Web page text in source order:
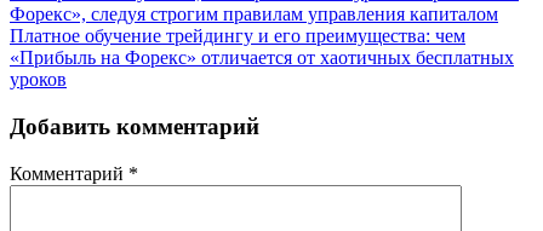
Форекс», следуя строгим правилам управления капиталом
Платное обучение трейдингу и его преимущества: чем
«Прибыль на Форекс» отличается от хаотичных бесплатных
уроков
Добавить комментарий
Комментарий *